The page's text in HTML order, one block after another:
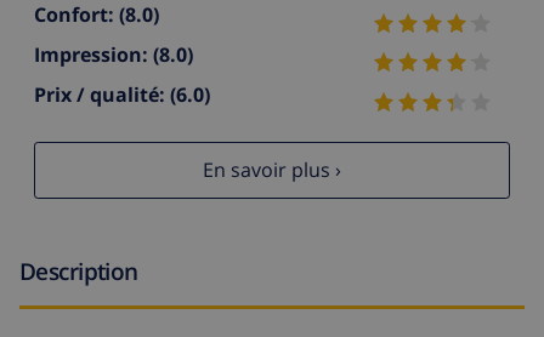
Confort: (8.0)
Impression: (8.0)
Prix / qualité: (6.0)
En savoir plus ›
Description